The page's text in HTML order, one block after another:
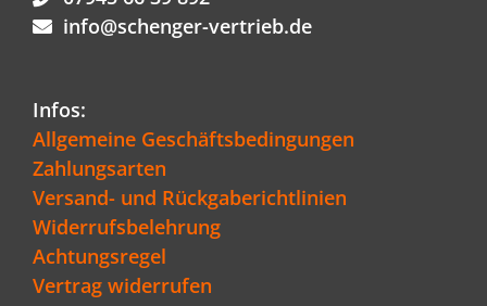
info@schenger-vertrieb.de
Infos:
Allgemeine Geschäftsbedingungen
Zahlungsarten
Versand- und Rückgaberichtlinien
Widerrufsbelehrung
Achtungsregel
Vertrag widerrufen